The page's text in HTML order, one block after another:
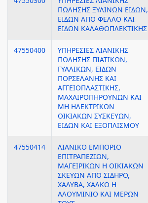
ΠΩΛΗΣΗΣ ΞΥΛΙΝΩΝ ΕΙΔΩΝ,
ΕΙΔΩΝ ΑΠΟ ΦΕΛΛΟ ΚΑΙ
ΕΙΔΩΝ ΚΑΛΑΘΟΠΛΕΚΤΙΚΗΣ
47550400
ΥΠΗΡΕΣΙΕΣ ΛΙΑΝΙΚΗΣ
ΠΩΛΗΣΗΣ ΠΙΑΤΙΚΩΝ,
ΓΥΑΛΙΚΩΝ, ΕΙΔΩΝ
ΠΟΡΣΕΛΑΝΗΣ ΚΑΙ
ΑΓΓΕΙΟΠΛΑΣΤΙΚΗΣ,
ΜΑΧΑΙΡΟΠΗΡΟΥΝΩΝ ΚΑΙ
ΜΗ ΗΛΕΚΤΡΙΚΩΝ
ΟΙΚΙΑΚΩΝ ΣΥΣΚΕΥΩΝ,
ΕΙΔΩΝ ΚΑΙ ΕΞΟΠΛΙΣΜΟΥ
47550414
ΛΙΑΝΙΚΟ ΕΜΠΟΡΙΟ
ΕΠΙΤΡΑΠΕΖΙΩΝ,
ΜΑΓΕΙΡΙΚΩΝ Η ΟΙΚΙΑΚΩΝ
ΣΚΕΥΩΝ ΑΠΟ ΣΙΔΗΡΟ,
ΧΑΛΥΒΑ, ΧΑΛΚΟ Η
ΑΛΟΥΜΙΝΙΟ ΚΑΙ ΜΕΡΩΝ